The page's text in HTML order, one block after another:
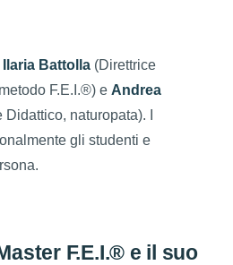
Ilaria Battolla (Direttrice
F.E.I.®) e Andrea
naturopata). I
gli studenti e
F.E.I.® e il suo